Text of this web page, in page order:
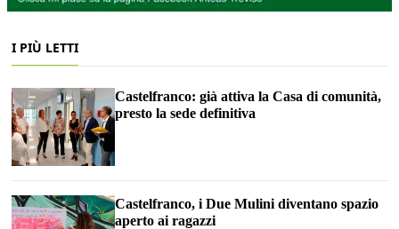
I PIÙ LETTI
Castelfranco: già attiva la Casa di comunità,
presto la sede definitiva
Castelfranco, i Due Mulini diventano spazio
aperto ai ragazzi